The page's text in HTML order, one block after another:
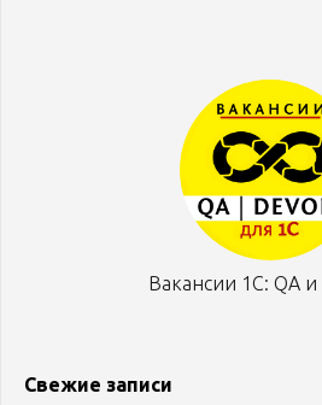
Вакансии 1С: QA и
Свежие записи